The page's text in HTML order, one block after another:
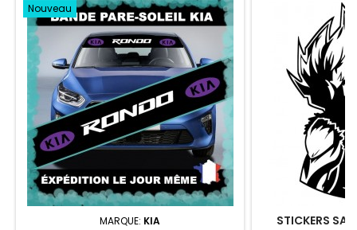
Nouveau
MARQUE: KIA STICKERS